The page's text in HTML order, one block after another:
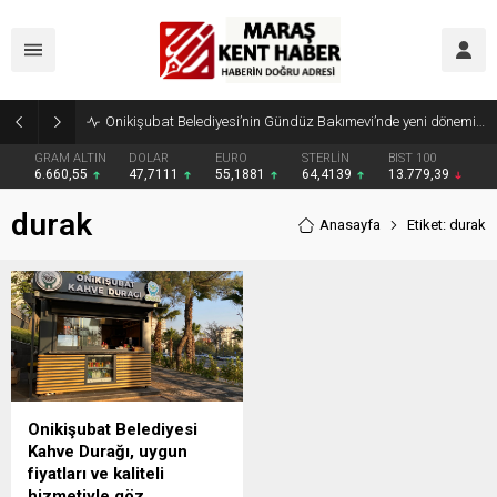
Onikişubat Belediyesi’nin Gündüz Bakımevi’nde yeni dönemin ön kayıtları başladı
GRAM ALTIN
6.660,55
DOLAR
47,7111
EURO
55,1881
STERLİN
64,4139
BIST 100
13.779,39
durak Anasayfa Etiket: durak
Onikişubat Belediyesi
Kahve Durağı, uygun
fiyatları ve kaliteli